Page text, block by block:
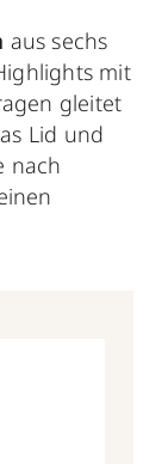
aus sechs
mit
gleitet
Lid und
nach